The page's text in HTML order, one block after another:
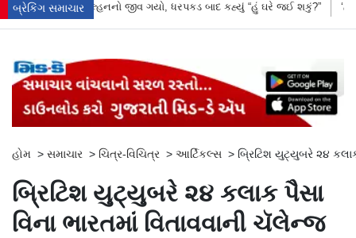
બ્રેકિંગ સમાચાર
કહ્યું “હું ઘરે જઈ શકું?” ‘હું બાબા બાગેશ્વર નથી...’: IIT દિલ્હીમાં વિદ્યાર્થીઓ
હોમ > સમાચાર > ચિત્ર-વિચિત્ર > આર્ટિકલ્સ > બ્રિટિશ યુટ્યુબરે ૨૪
બ્રિટિશ યુટ્યુબરે ૨૪ કલાક પૈસા
વિના ભારતમાં વિતાવવાની ચૅલેન્જ